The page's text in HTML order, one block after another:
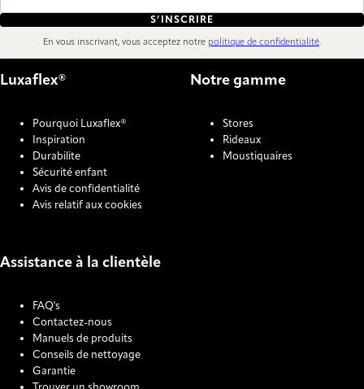
S’INSCRIRE
En vous inscrivant, vous acceptez notre politique de confidentialité.
Luxaflex®
Pourquoi Luxaflex®
Inspiration
Durabilite
Sécurité enfant
Avis de confidentialité
Avis relatif aux cookies
Notre gamme
Stores
Rideaux
Moustiquaires
Assistance à la clientèle
FAQ's
Contactez-nous
Manuels de produits
Conseils de nettoyage
Garantie